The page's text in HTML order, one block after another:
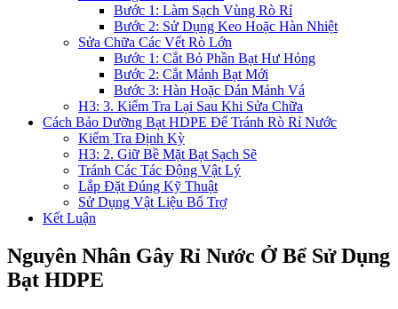
Bước 1: Làm Sạch Vùng Rò Rỉ
Bước 2: Sử Dụng Keo Hoặc Hàn Nhiệt
Sửa Chữa Các Vết Rò Lớn
Bước 1: Cắt Bỏ Phần Bạt Hư Hỏng
Bước 2: Cắt Mảnh Bạt Mới
Bước 3: Hàn Hoặc Dán Mảnh Vá
H3: 3. Kiểm Tra Lại Sau Khi Sửa Chữa
Cách Bảo Dưỡng Bạt HDPE Để Tránh Rò Rỉ Nước
Kiểm Tra Định Kỳ
H3: 2. Giữ Bề Mặt Bạt Sạch Sẽ
Tránh Các Tác Động Vật Lý
Lắp Đặt Đúng Kỹ Thuật
Sử Dụng Vật Liệu Bổ Trợ
Kết Luận
Nguyên Nhân Gây Rỉ Nước Ở Bể Sử Dụng
Bạt HDPE